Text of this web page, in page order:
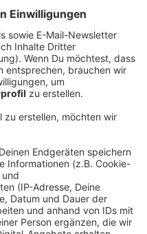
der Städte gegen
gefolgt von
im Fall eines
Disco geöffnet, obwohl
er 8.000 Euro
große Städte in NRW
Euro erhoben. Die